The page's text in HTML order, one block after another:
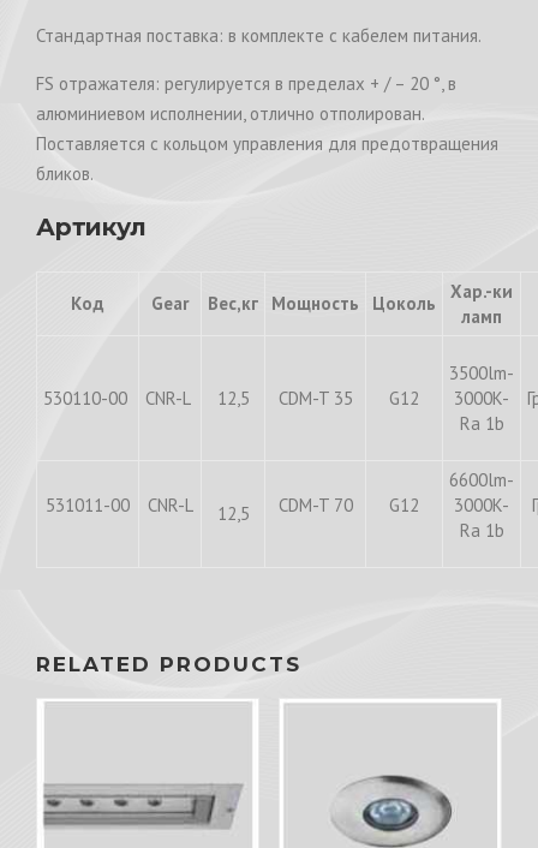
Стандартная поставка: в комплекте с кабелем питания.
FS отражателя: регулируется в пределах + / – 20 °, в
алюминиевом исполнении, отлично отполирован.
Поставляется с кольцом управления для предотвращения
бликов.
Артикул
Код Gear Вес,кг Мощность Цоколь
Хар.-ки
ламп
530110-00 CNR-L 12,5 CDM-T 35 G12
3500lm-
3000K-
Ra 1b
531011-00 CNR-L 12,5 CDM-T 70 G12
6600lm-
3000K-
Ra 1b
RELATED PRODUCTS